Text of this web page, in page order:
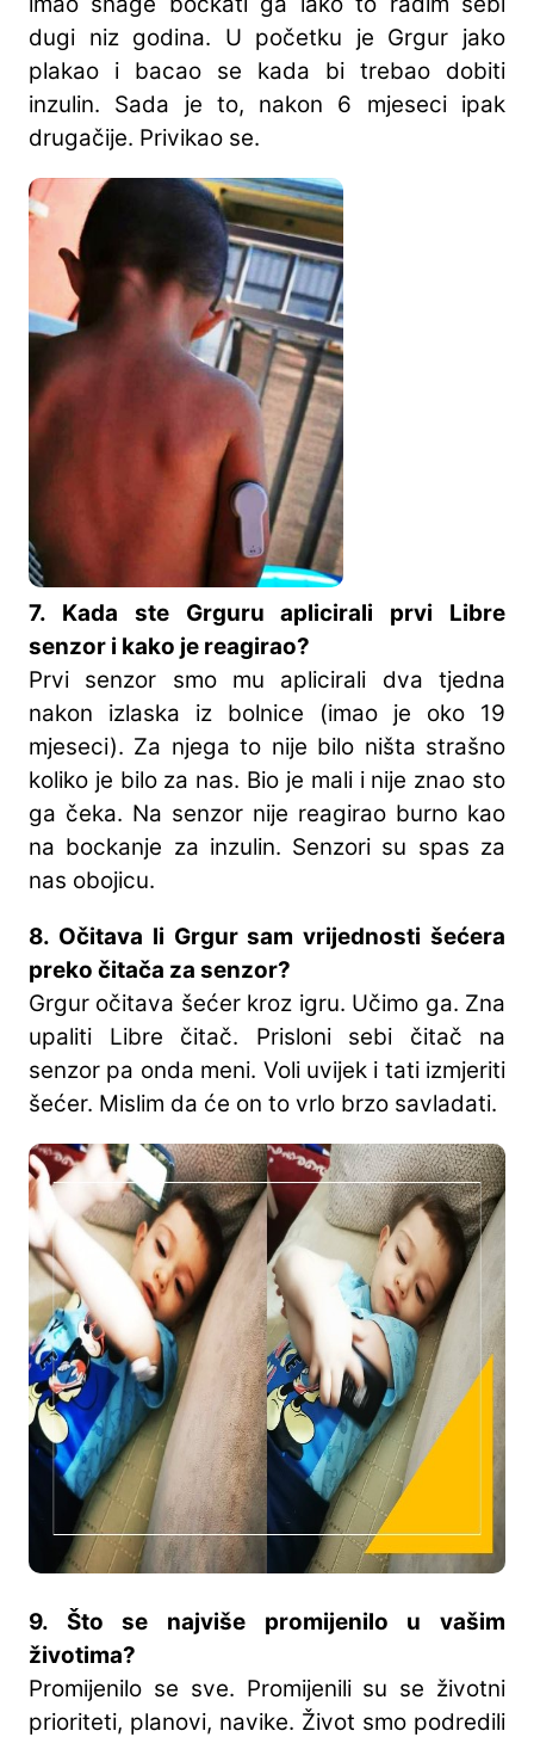
dugi niz godina. U početku je Grgur jako
plakao i bacao se kada bi trebao dobiti
inzulin. Sada je to, nakon 6 mjeseci ipak
drugačije. Privikao se.
7. Kada ste Grguru aplicirali prvi Libre
senzor i kako je reagirao?
Prvi senzor smo mu aplicirali dva tjedna
nakon izlaska iz bolnice (imao je oko 19
mjeseci). Za njega to nije bilo ništa strašno
koliko je bilo za nas. Bio je mali i nije znao sto
ga čeka. Na senzor nije reagirao burno kao
na bockanje za inzulin. Senzori su spas za
nas obojicu.
8. Očitava li Grgur sam vrijednosti šećera
preko čitača za senzor?
Grgur očitava šećer kroz igru. Učimo ga. Zna
upaliti Libre čitač. Prisloni sebi čitač na
senzor pa onda meni. Voli uvijek i tati izmjeriti
šećer. Mislim da će on to vrlo brzo savladati.
9. Što se najviše promijenilo u vašim
životima?
Promijenilo se sve. Promijenili su se životni
prioriteti, planovi, navike. Život smo podredili